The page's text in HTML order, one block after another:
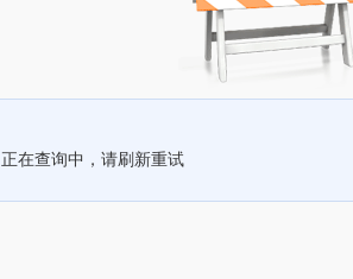
正在查询中，请刷新重试